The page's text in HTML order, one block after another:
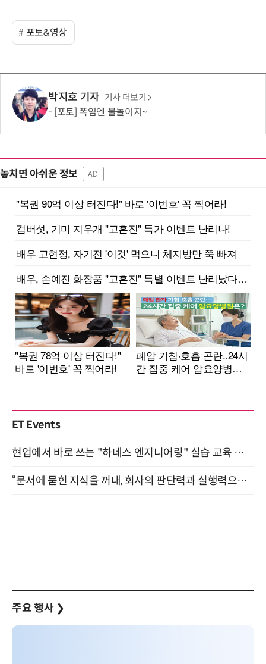
포토&영상
박지호 기자 기사 더보기
[포토] 폭염엔 물놀이지~
놓치면 아쉬운 정보 AD
ET Events
현업에서 바로 쓰는 "하네스 엔지니어링" 실습 교육 워크숍 8월 20일 개최
“문서에 묻힌 지식을 꺼내, 회사의 판단력과 실행력으로 바꾸다” (8/20)
주요 행사 ❯